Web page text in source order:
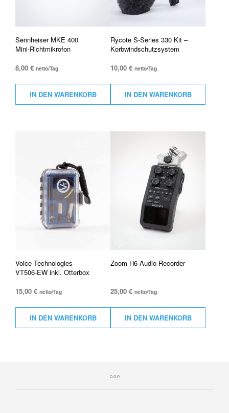
Sennheiser MKE 400
Mini-Richtmikrofon
8,00 € netto/Tag
IN DEN WARENKORB
Rycote S-Series 330 Kit –
Korbwindschutzsystem
10,00€ netto/Tag
IN DEN WARENKORB
Voice Technologies
VT506-EW inkl. Otterbox
15,00 € netto/Tag
IN DEN WARENKORB
Zoom H6 Audio-Recorder
25,00€ netto/Tag
IN DEN WARENKORB